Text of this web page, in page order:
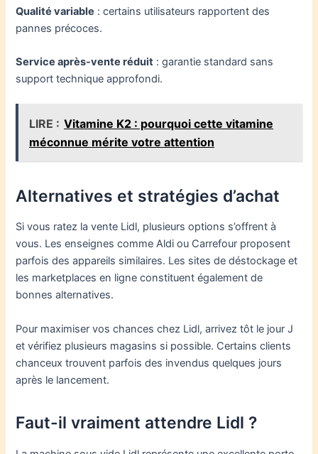
Qualité variable : certains utilisateurs rapportent des
pannes précoces.
Service après-vente réduit : garantie standard sans
support technique approfondi.
LIRE : Vitamine K2 : pourquoi cette vitamine
méconnue mérite votre attention
Alternatives et stratégies d’achat
Si vous ratez la vente Lidl, plusieurs options s’offrent à
vous. Les enseignes comme Aldi ou Carrefour proposent
parfois des appareils similaires. Les sites de déstockage et
les marketplaces en ligne constituent également de
bonnes alternatives.
Pour maximiser vos chances chez Lidl, arrivez tôt le jour J
et vérifiez plusieurs magasins si possible. Certains clients
chanceux trouvent parfois des invendus quelques jours
après le lancement.
Faut-il vraiment attendre Lidl ?